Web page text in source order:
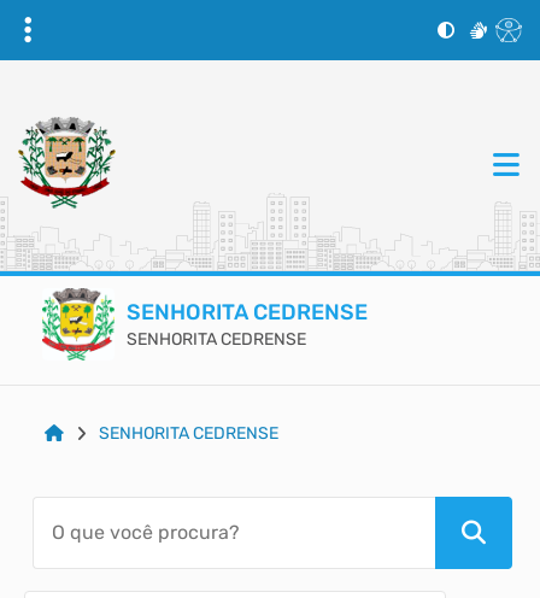
SENHORITA CEDRENSE
SENHORITA CEDRENSE
SENHORITA CEDRENSE